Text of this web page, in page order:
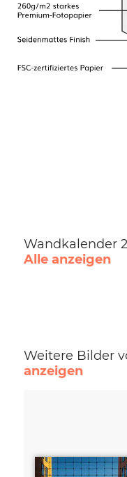
Wandkalender
Alle anzeigen
Weitere Bilder
anzeigen